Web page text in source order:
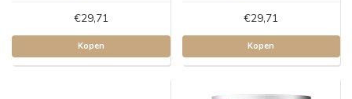
€29,71
Kopen
€29,71
Kopen